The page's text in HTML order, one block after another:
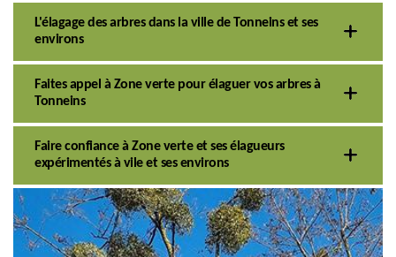
L'élagage des arbres dans la ville de Tonneins et ses
environs
Faites appel à Zone verte pour élaguer vos arbres à
Tonneins
Faire confiance à Zone verte et ses élagueurs
expérimentés à vile et ses environs